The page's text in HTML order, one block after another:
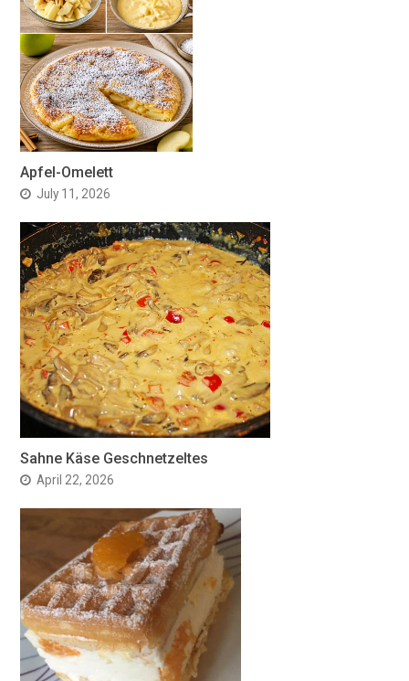
Apfel-Omelett
July 11, 2026
Sahne Käse Geschnetzeltes
April 22, 2026